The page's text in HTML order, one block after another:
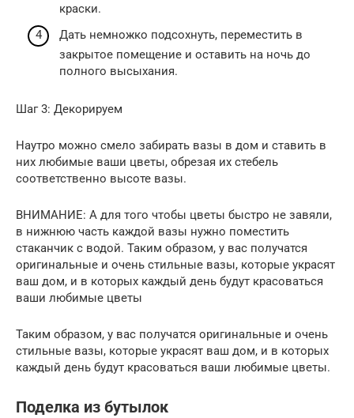
краски.
Дать немножко подсохнуть, переместить в
закрытое помещение и оставить на ночь до
полного высыхания.
Шаг 3: Декорируем
Наутро можно смело забирать вазы в дом и ставить в
них любимые ваши цветы, обрезая их стебель
соответственно высоте вазы.
ВНИМАНИЕ: А для того чтобы цветы быстро не завяли,
в нижнюю часть каждой вазы нужно поместить
стаканчик с водой. Таким образом, у вас получатся
оригинальные и очень стильные вазы, которые украсят
ваш дом, и в которых каждый день будут красоваться
ваши любимые цветы
Таким образом, у вас получатся оригинальные и очень
стильные вазы, которые украсят ваш дом, и в которых
каждый день будут красоваться ваши любимые цветы.
Поделка из бутылок